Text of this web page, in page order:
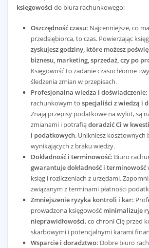
księgowości do biura rachunkowego:
Oszczędność czasu: Najcenniejsze, co
przedsiębiorca, to czas. Powierzając
zyskujesz godziny, które możesz
biznesu, marketing, sprzedaż, czy po
Księgowość to zadanie czasochłonne i
śledzenia zmian w przepisach.
Profesjonalna wiedza i doświadczenie:
rachunkowym tospecjaliści z wiedzą i
Znają przepisy podatkowe na wylot, są
zmianami i potrafiądoradzić Ci w
i podatkowych. Unikniesz kosztownych
wynikających z braku wiedzy.
Dokładność i terminowość: Biuro
gwarantuje dokładność i terminowość
ksiąg i rozliczeniach z urzędami.
związanym z terminami płatności
Zmniejszenie ryzyka kontroli i kar:
prowadzona księgowość minimalizuje
nieprawidłowości, co chroni Cię przed
skarbowymi i potencjalnymi karami
Wsparcie i doradztwo: Dobre biuro